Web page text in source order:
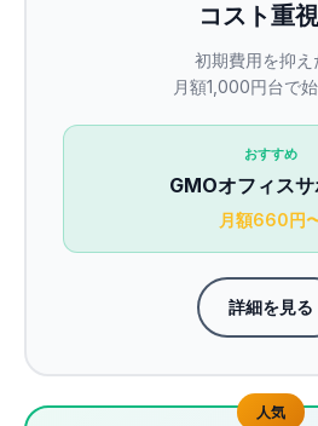
コスト重
初期費用を抑え
月額1,000円台で
おすすめ
GMOオフィスサ
月額660円
詳細を見る
人気